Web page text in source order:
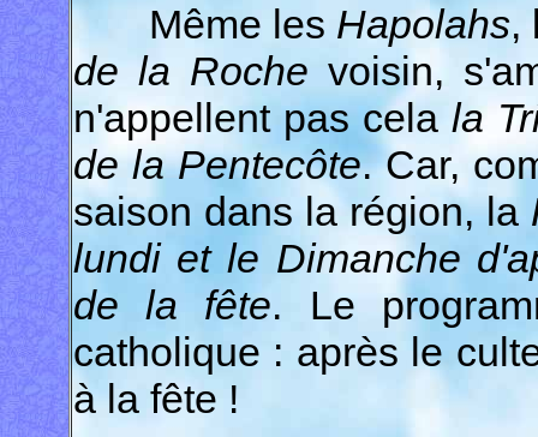
Même les Hapolahs,
de la Roche voisin,
n'appellent pas cela la
de la Pentecôte. Car,
saison dans la région, la
lundi et le Dimanche
de la fête. Le
catholique : après le
à la fête !